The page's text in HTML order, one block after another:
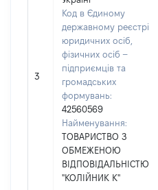
3
Код в Єдиному
державному реєстрі
юридичних осіб,
фізичних осіб –
підприємців та
громадських
формувань:
42560569
Найменування:
ТОВАРИСТВО З
ОБМЕЖЕНОЮ
ВІДПОВІДАЛЬНІСТЮ
"КОЛІЙНИК К"